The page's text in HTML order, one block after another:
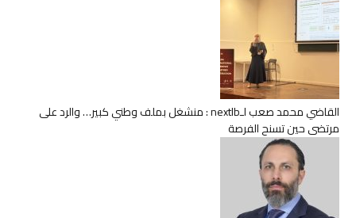
القاضي محمد صعب لـnextlb : منشغل بملف وطني كبير… والرد على
مرتضى حين تسنح الفرصة